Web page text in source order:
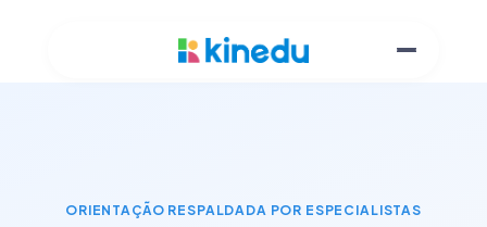
ORIENTAÇÃO RESPALDADA POR ESPECIALISTAS